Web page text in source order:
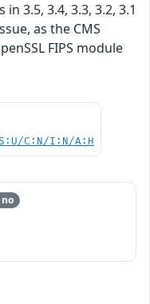
3.5, 3.4, 3.3, 3.2, 3.1
as the CMS
FIPS module
C:N/I:N/A:H